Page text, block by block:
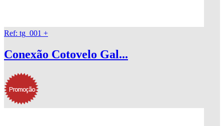
Ref: tg_001 +
Conexão Cotovelo Gal...